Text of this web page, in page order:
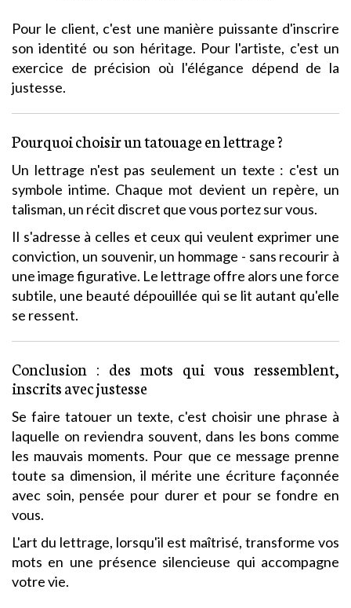
Pour le client, c'est une manière puissante d'inscrire
son identité ou son héritage. Pour l'artiste, c'est un
exercice de précision où l'élégance dépend de la
justesse.
Pourquoi choisir un tatouage en lettrage ?
Un lettrage n'est pas seulement un texte : c'est un
symbole intime. Chaque mot devient un repère, un
talisman, un récit discret que vous portez sur vous.
Il s'adresse à celles et ceux qui veulent exprimer une
conviction, un souvenir, un hommage - sans recourir à
une image figurative. Le lettrage offre alors une force
subtile, une beauté dépouillée qui se lit autant qu'elle
se ressent.
Conclusion : des mots qui vous ressemblent,
inscrits avec justesse
Se faire tatouer un texte, c'est choisir une phrase à
laquelle on reviendra souvent, dans les bons comme
les mauvais moments. Pour que ce message prenne
toute sa dimension, il mérite une écriture façonnée
avec soin, pensée pour durer et pour se fondre en
vous.
L'art du lettrage, lorsqu'il est maîtrisé, transforme vos
mots en une présence silencieuse qui accompagne
votre vie.